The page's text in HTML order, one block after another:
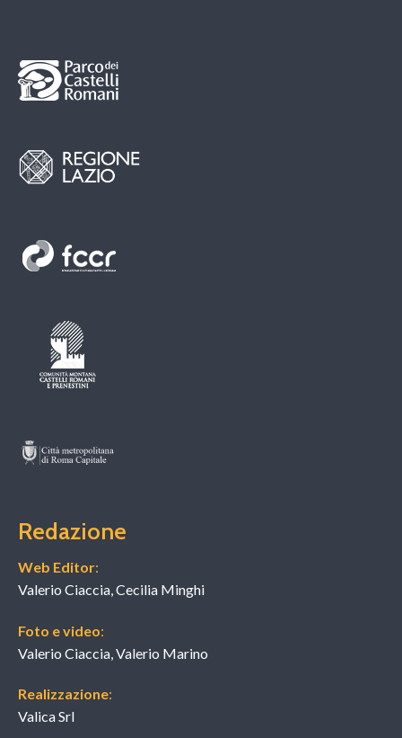
Redazione
Web Editor:
Valerio Ciaccia, Cecilia Minghi
Foto e video:
Valerio Ciaccia, Valerio Marino
Realizzazione:
Valica Srl